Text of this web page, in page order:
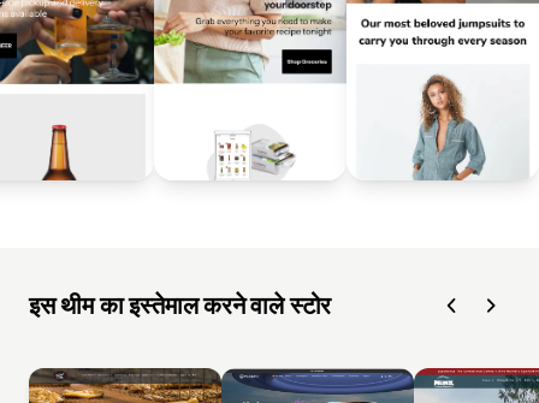
इस थीम का इस्तेमाल करने वाले स्टोर